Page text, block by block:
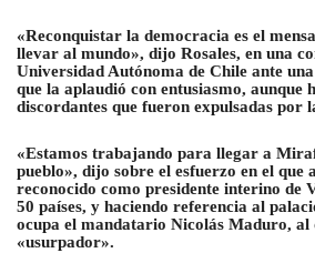
«Reconquistar la democracia es el
llevar al mundo», dijo Rosales, en una
Universidad Autónoma de Chile ante
que la aplaudió con entusiasmo, aunque
discordantes que fueron expulsadas por
«Estamos trabajando para llegar a
pueblo», dijo sobre el esfuerzo en el que
reconocido como presidente interino de
50 países, y haciendo referencia al
ocupa el mandatario Nicolás Maduro, al
«usurpador».